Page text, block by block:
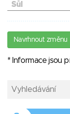
Sůl
Navrhnout změnu
* Informace jsou